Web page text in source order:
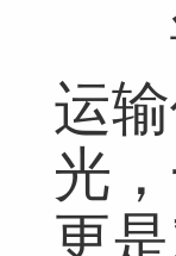
说
运
光
更